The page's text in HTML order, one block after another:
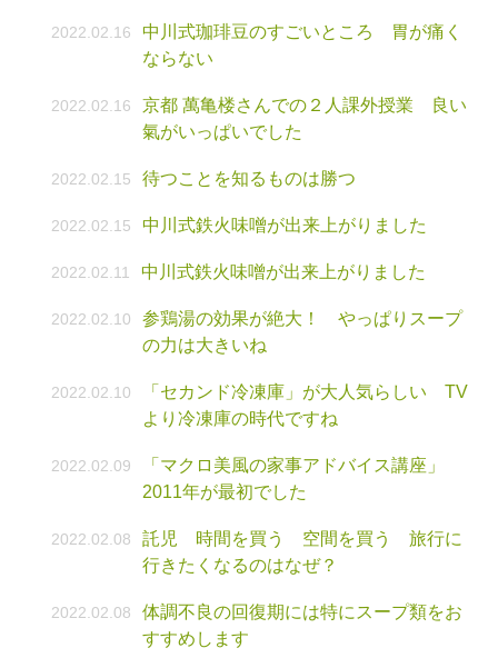
2022.02.16
中川式珈琲豆のすごいところ 胃が痛く
ならない
2022.02.16
京都 萬亀楼さんでの２人課外授業 良い
氣がいっぱいでした
2022.02.15 待つことを知るものは勝つ
2022.02.15 中川式鉄火味噌が出来上がりました
2022.02.11 中川式鉄火味噌が出来上がりました
2022.02.10
参鶏湯の効果が絶大！ やっぱりスープ
の力は大きいね
2022.02.10
「セカンド冷凍庫」が大人気らしい TV
より冷凍庫の時代ですね
2022.02.09
「マクロ美風の家事アドバイス講座」
2011年が最初でした
2022.02.08
託児 時間を買う 空間を買う 旅行に
行きたくなるのはなぜ？
2022.02.08
体調不良の回復期には特にスープ類をお
すすめします